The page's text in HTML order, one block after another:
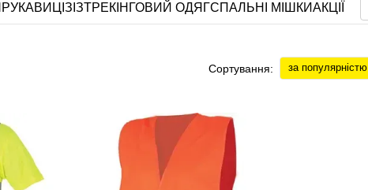
РУКАВИЦІ ЗІЗТРЕКІНГОВИЙ ОДЯГСПАЛЬНІ МІШКИАКЦІЇ
Сортування: за популярністю